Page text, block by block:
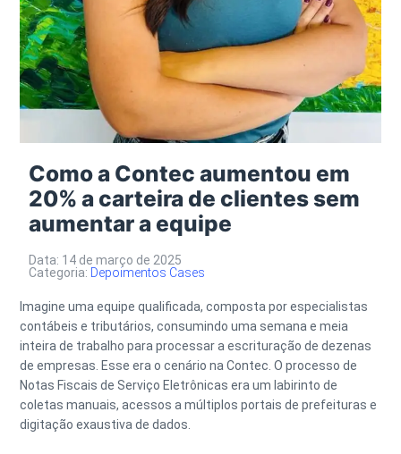
Como a Contec aumentou em
20% a carteira de clientes sem
aumentar a equipe
Data: 14 de março de 2025
Categoria: Depoimentos Cases
Imagine uma equipe qualificada, composta por especialistas
contábeis e tributários, consumindo uma semana e meia
inteira de trabalho para processar a escrituração de dezenas
de empresas. Esse era o cenário na Contec. O processo de
Notas Fiscais de Serviço Eletrônicas era um labirinto de
coletas manuais, acessos a múltiplos portais de prefeituras e
digitação exaustiva de dados.